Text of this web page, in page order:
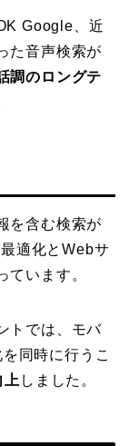
Google、近
た音声検索が
調のロングテ
を含む検索が
適化とWebサ
ています。
トでは、モバ
同時に行うこ
上 しました。